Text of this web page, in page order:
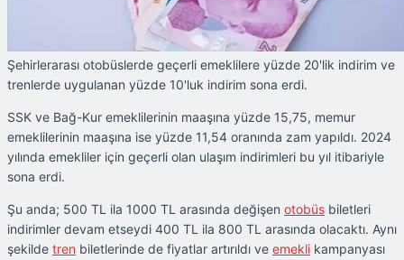
Şehirlerarası otobüslerde geçerli emeklilere yüzde 20'lik indirim ve
trenlerde uygulanan yüzde 10'luk indirim sona erdi.
SSK ve Bağ-Kur emeklilerinin maaşına yüzde 15,75, memur
emeklilerinin maaşına ise yüzde 11,54 oranında zam yapıldı. 2024
yılında emekliler için geçerli olan ulaşım indirimleri bu yıl itibariyle
sona erdi.
Şu anda; 500 TL ila 1000 TL arasında değişen otobüs biletleri
indirimler devam etseydi 400 TL ila 800 TL arasında olacaktı. Aynı
şekilde tren biletlerinde de fiyatlar artırıldı ve emekli kampanyası